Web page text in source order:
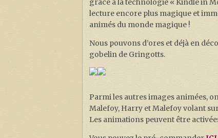
grâce à la technologie « Kindle in
lecture encore plus magique et
animés du monde magique !
Nous pouvons d’ores et déjà en
gobelin de Gringotts.
Parmi les autres images animées,
Malefoy, Harry et Malefoy volant
Les animations peuvent être